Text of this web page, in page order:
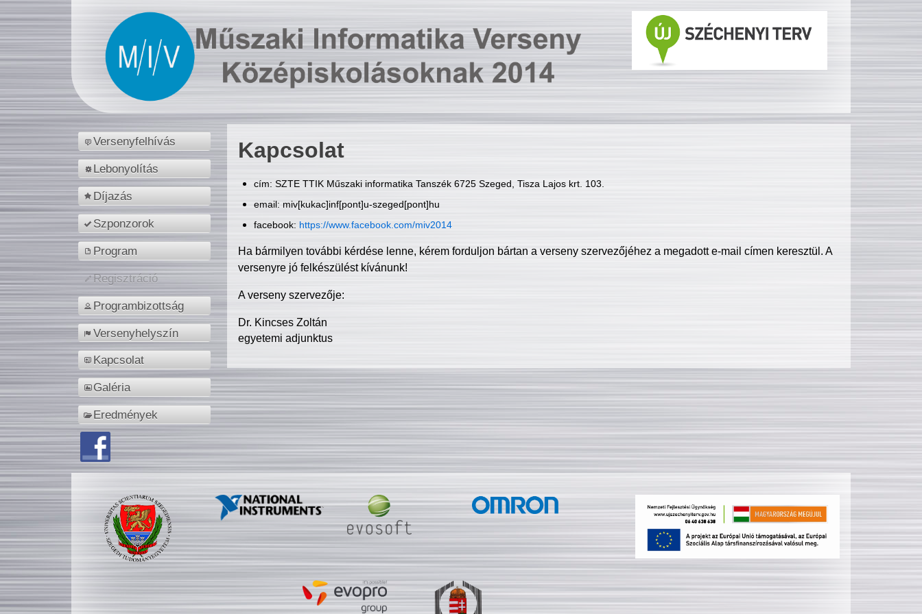
Versenyfelhívás
Lebonyolítás
Díjazás
Szponzorok
Program
Regisztráció
Programbizottság
Versenyhelyszín
Kapcsolat
Galéria
Eredmények
Kapcsolat
cím: SZTE TTIK Műszaki informatika Tanszék 6725 Szeged, Tisza Lajos krt. 103.
email: miv[kukac]inf[pont]u-szeged[pont]hu
facebook: https://www.facebook.com/miv2014
Ha bármilyen további kérdése lenne, kérem forduljon bártan a verseny szervezőjéhez a megadott e-mail címen keresztül. A
versenyre jó felkészülést kívánunk!
A verseny szervezője:
Dr. Kincses Zoltán
egyetemi adjunktus